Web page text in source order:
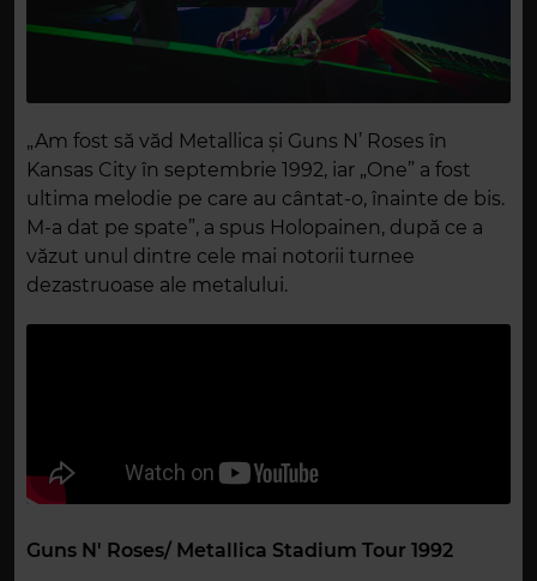
„Am fost să văd Metallica și Guns N’ Roses în
Kansas City în septembrie 1992, iar „One” a fost
ultima melodie pe care au cântat-o, ​​înainte de bis.
M-a dat pe spate”, a spus Holopainen, după ce a
văzut unul dintre cele mai notorii turnee
dezastruoase ale metalului.
Guns N' Roses/ Metallica Stadium Tour 1992